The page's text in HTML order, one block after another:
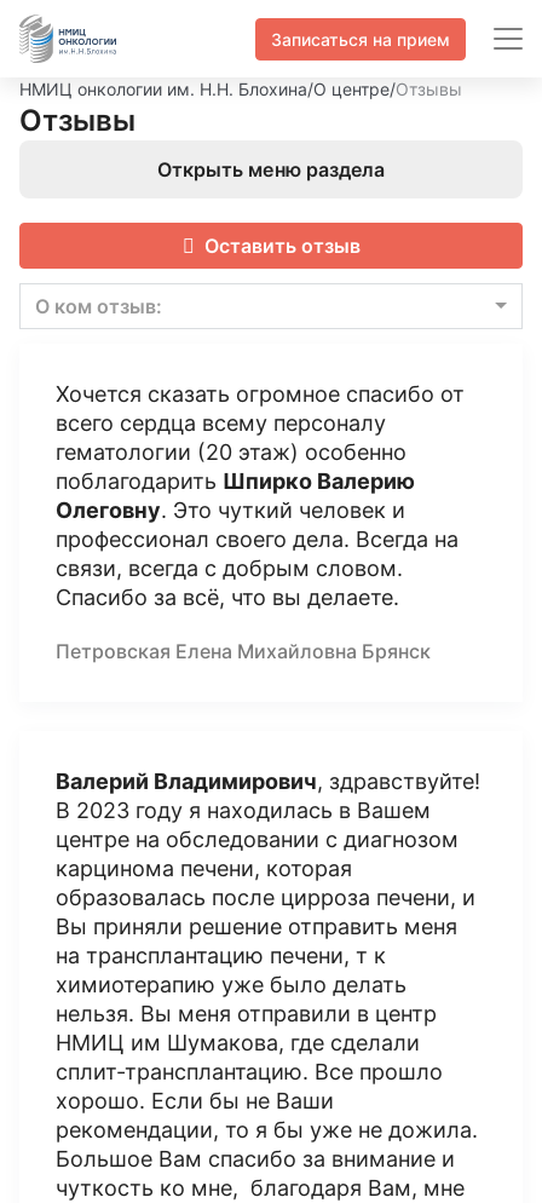
Записаться на прием
НМИЦ онкологии им. Н.Н. Блохина/О центре/Отзывы
Отзывы
Открыть меню раздела
Оставить отзыв
О ком отзыв:
Хочется сказать огромное спасибо от
всего сердца всему персоналу
гематологии (20 этаж) особенно
поблагодарить Шпирко Валерию
Олеговну. Это чуткий человек и
профессионал своего дела. Всегда на
связи, всегда с добрым словом.
Спасибо за всё, что вы делаете.
Петровская Елена Михайловна Брянск
Валерий Владимирович, здравствуйте!
В 2023 году я находилась в Вашем
центре на обследовании с диагнозом
карцинома печени, которая
образовалась после цирроза печени, и
Вы приняли решение отправить меня
на трансплантацию печени, т к
химиотерапию уже было делать
нельзя. Вы меня отправили в центр
НМИЦ им Шумакова, где сделали
сплит-трансплантацию. Все прошло
хорошо. Если бы не Ваши
рекомендации, то я бы уже не дожила.
Большое Вам спасибо за внимание и
чуткость ко мне, благодаря Вам, мне